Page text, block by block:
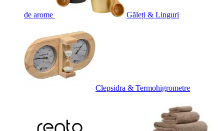
de arome Găleți & Linguri
Clepsidra & Termohigrometre